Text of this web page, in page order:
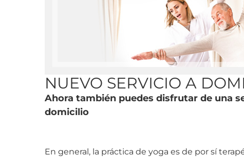
NUEVO SERVICIO A
Ahora también puedes disfrutar de una
domicilio
En general, la práctica de yoga es de por sí